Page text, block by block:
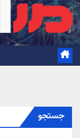
جستجو